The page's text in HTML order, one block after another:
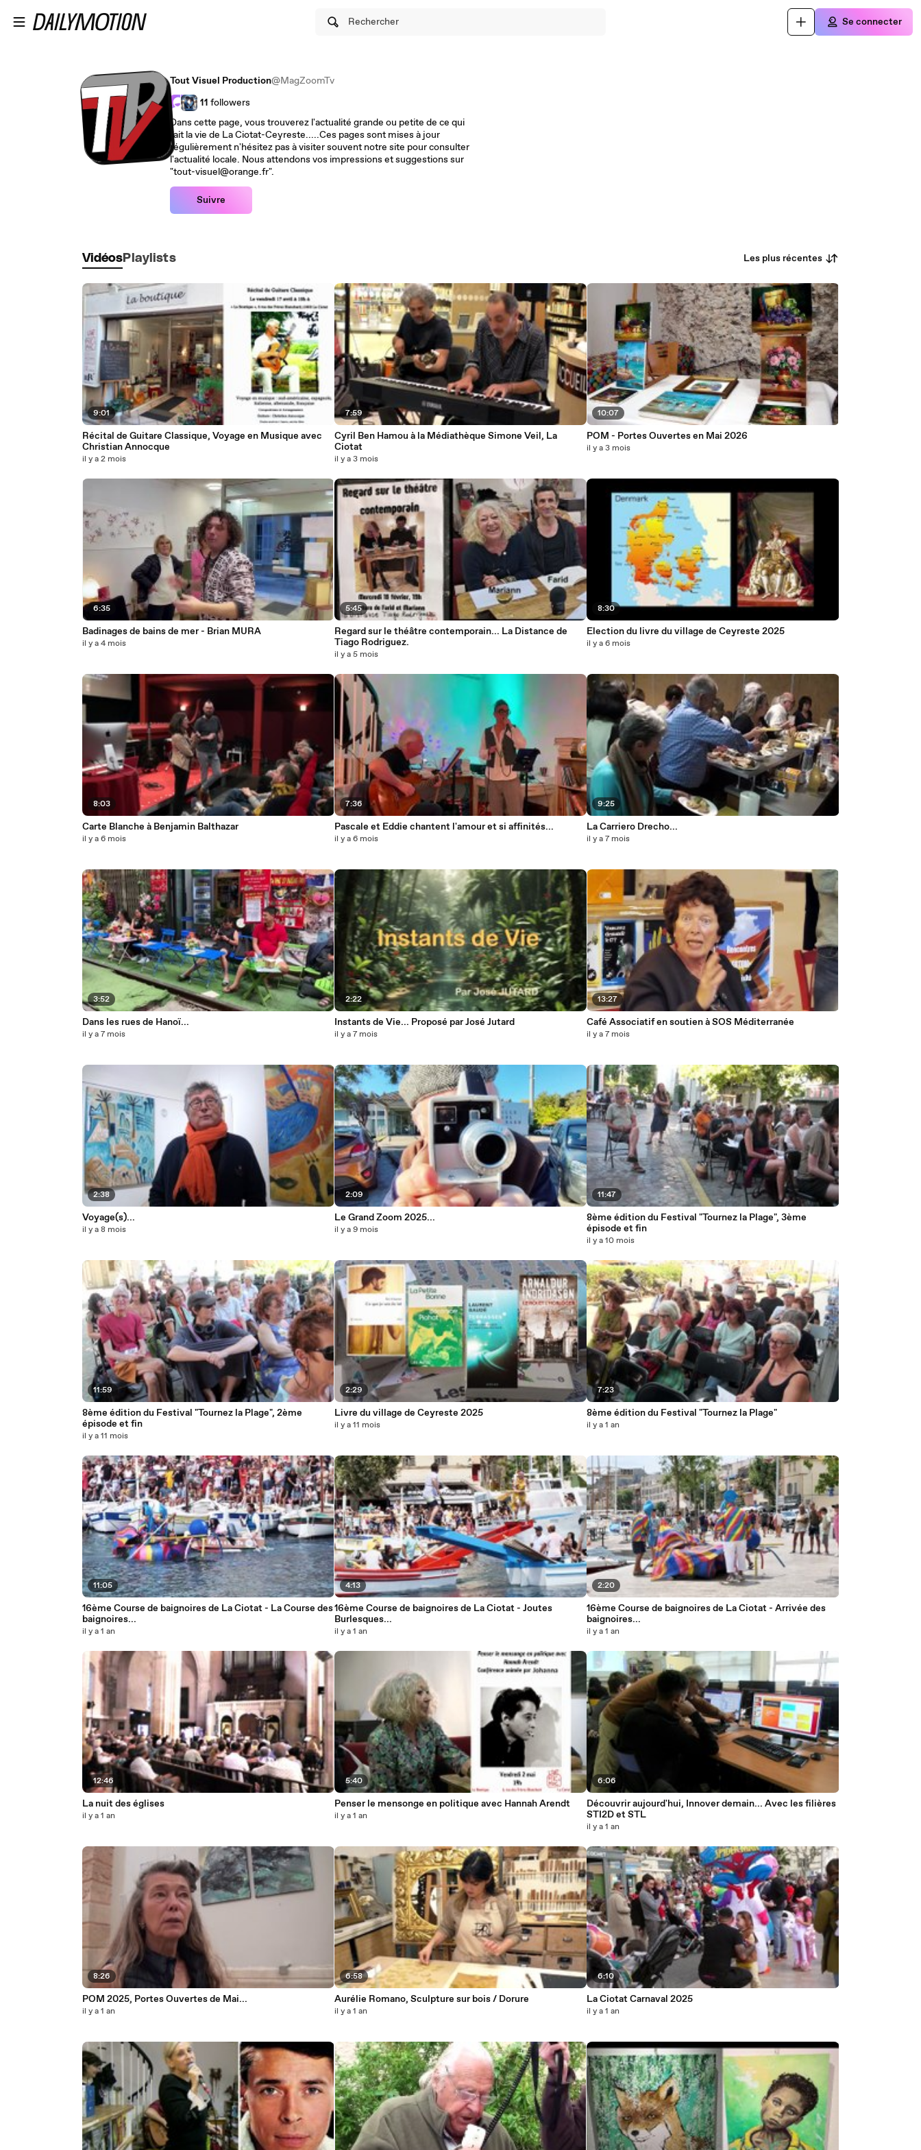
Rechercher Se connecter
Tout Visuel Production@MagZoomTv
11 followers
Dans cette page, vous trouverez l'actualité grande ou petite de ce qui
fait la vie de La Ciotat-Ceyreste.....Ces pages sont mises à jour
régulièrement n'hésitez pas à visiter souvent notre site pour consulter
l'actualité locale. Nous attendons vos impressions et suggestions sur
"tout-visuel@orange.fr".
Suivre
Vidéos Playlists Les plus récentes
9:01
Récital de Guitare Classique, Voyage en Musique avec
Christian Annocque
il y a 2 mois
6:35
Badinages de bains de mer - Brian MURA
il y a 4 mois
8:03
Carte Blanche à Benjamin Balthazar
il y a 6 mois
3:52
Dans les rues de Hanoï...
il y a 7 mois
2:38
Voyage(s)...
il y a 8 mois
11:59
8ème édition du Festival "Tournez la Plage", 2ème
épisode et fin
il y a 11 mois
11:05
16ème Course de baignoires de La Ciotat - La Course des
baignoires...
il y a 1 an
12:46
La nuit des églises
il y a 1 an
8:26
POM 2025, Portes Ouvertes de Mai...
il y a 1 an
7:59
Cyril Ben Hamou à la Médiathèque Simone Veil, La
Ciotat
il y a 3 mois
5:45
Regard sur le théâtre contemporain... La Distance de
Tiago Rodriguez.
il y a 5 mois
7:36
Pascale et Eddie chantent l'amour et si affinités...
il y a 6 mois
2:22
Instants de Vie... Proposé par José Jutard
il y a 7 mois
2:09
Le Grand Zoom 2025...
il y a 9 mois
2:29
Livre du village de Ceyreste 2025
il y a 11 mois
4:13
16ème Course de baignoires de La Ciotat - Joutes
Burlesques...
il y a 1 an
5:40
Penser le mensonge en politique avec Hannah Arendt
il y a 1 an
6:58
Aurélie Romano, Sculpture sur bois / Dorure
il y a 1 an
10:07
POM - Portes Ouvertes en Mai 2026
il y a 3 mois
8:30
Election du livre du village de Ceyreste 2025
il y a 6 mois
9:25
La Carriero Drecho...
il y a 7 mois
13:27
Café Associatif en soutien à SOS Méditerranée
il y a 7 mois
11:47
8ème édition du Festival "Tournez la Plage", 3ème
épisode et fin
il y a 10 mois
7:23
8ème édition du Festival "Tournez la Plage"
il y a 1 an
2:20
16ème Course de baignoires de La Ciotat - Arrivée des
baignoires...
il y a 1 an
6:06
Découvrir aujourd'hui, Innover demain... Avec les filières
STI2D et STL
il y a 1 an
6:10
La Ciotat Carnaval 2025
il y a 1 an